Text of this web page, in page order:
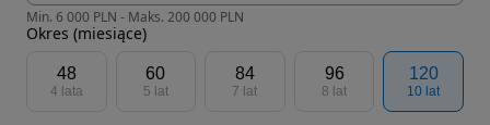
Min. 6 000 PLN - Maks. 200 000 PLN
Okres (miesiące)
48
4 lata
60
5 lat
84
7 lat
96
8 lat
120
10 lat